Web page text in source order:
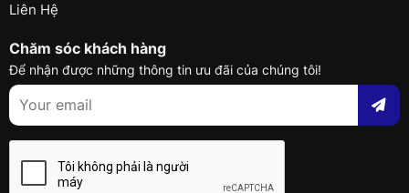
Liên Hệ
Chăm sóc khách hàng
Để nhận được những thông tin ưu đãi của chúng tôi!